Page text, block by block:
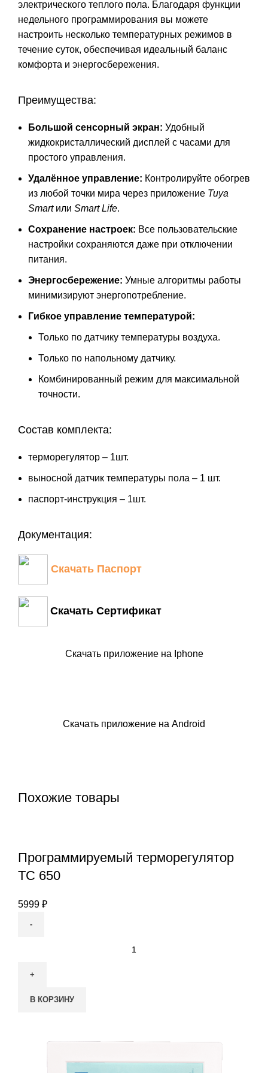
электрического теплого пола. Благодаря функции
недельного программирования вы можете
настроить несколько температурных режимов в
течение суток, обеспечивая идеальный баланс
комфорта и энергосбережения.
Преимущества:
Большой сенсорный экран: Удобный
жидкокристаллический дисплей с часами для
простого управления.
Удалённое управление: Контролируйте обогрев
из любой точки мира через приложение Tuya
Smartили Smart Life.
Сохранение настроек: Все пользовательские
настройки сохраняются даже при отключении
питания.
Энергосбережение: Умные алгоритмы работы
минимизируют энергопотребление.
Гибкое управление температурой:
Только по датчику температуры воздуха.
Только по напольному датчику.
Комбинированный режим для максимальной
точности.
Состав комплекта:
терморегулятор – 1шт.
выносной датчик температуры пола – 1 шт.
паспорт-инструкция – 1шт.
Документация:
Скачать Паспорт
Скачать Сертификат
Скачать приложение на Iphone
Скачать приложение на Android
Похожие товары
Программируемый терморегулятор
ТС 650
5999 ₽
Программируемый
ТСВ КОРЗИНУ